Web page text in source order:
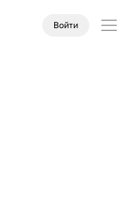
Войти